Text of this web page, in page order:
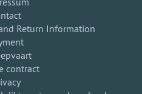
Return Information
contract